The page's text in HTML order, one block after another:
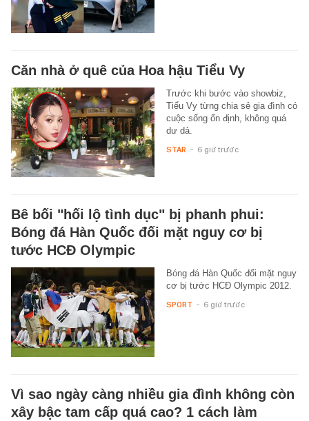
Căn nhà ở quê của Hoa hậu Tiểu Vy
Trước khi bước vào showbiz,
Tiểu Vy từng chia sẻ gia đình có
cuộc sống ổn định, không quá
dư dả.
STAR - 6 giờ trước
Bê bối "hối lộ tình dục" bị phanh phui:
Bóng đá Hàn Quốc đối mặt nguy cơ bị
tước HCĐ Olympic
Bóng đá Hàn Quốc đối mặt nguy
cơ bị tước HCĐ Olympic 2012.
SPORT - 6 giờ trước
Vì sao ngày càng nhiều gia đình không còn
xây bậc tam cấp quá cao? 1 cách làm